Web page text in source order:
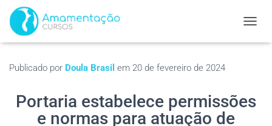
Publicado por Doula Brasil em 20 de fevereiro de 2024
Portaria estabelece permissões
e normas para atuação de